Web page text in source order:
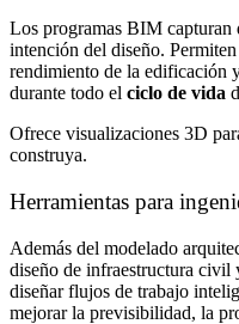
Los programas BIM capturan
intención del diseño.
rendimiento de la edificación
durante todo el ciclo de vida
Ofrece visualizaciones 3D
construya.
Herramientas para
Además del modelado
diseño de infraestructura civil
diseñar flujos de trabajo
mejorar la previsibilidad, la